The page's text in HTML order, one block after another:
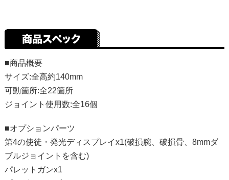
■商品概要
サイズ:全高約140mm
可動箇所:全22箇所
ジョイント使用数:全16個
■オプションパーツ
第4の使徒・発光ディスプレイx1(破損腕、破損骨、8mmダ
ブルジョイントを含む)
パレットガンx1